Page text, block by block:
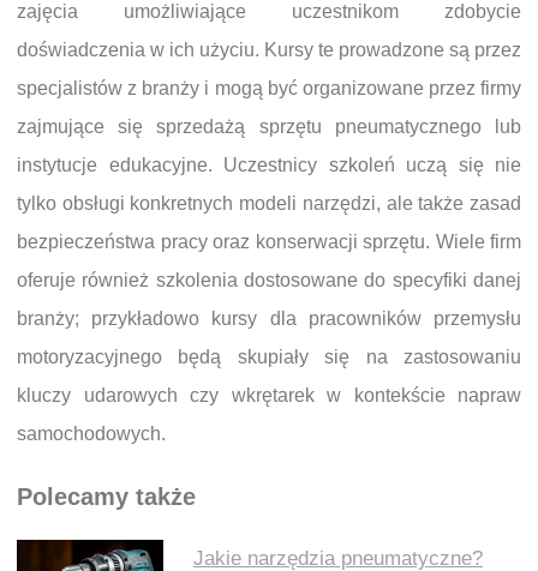
zajęcia umożliwiające uczestnikom zdobycie
doświadczenia w ich użyciu. Kursy te prowadzone są przez
specjalistów z branży i mogą być organizowane przez firmy
zajmujące się sprzedażą sprzętu pneumatycznego lub
instytucje edukacyjne. Uczestnicy szkoleń uczą się nie
tylko obsługi konkretnych modeli narzędzi, ale także zasad
bezpieczeństwa pracy oraz konserwacji sprzętu. Wiele firm
oferuje również szkolenia dostosowane do specyfiki danej
branży; przykładowo kursy dla pracowników przemysłu
motoryzacyjnego będą skupiały się na zastosowaniu
kluczy udarowych czy wkrętarek w kontekście napraw
samochodowych.
Polecamy także
Jakie narzędzia pneumatyczne?